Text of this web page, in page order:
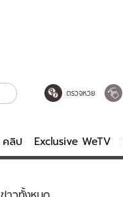
ตรวจหวย
คลิป Exclusive WeTV
บันเทิงครบรส